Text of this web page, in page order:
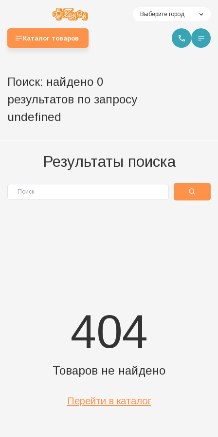
Выберите город
Каталог товаров
Поиск: найдено 0
результатов по запросу
undefined
Результаты поиска
404
Товаров не найдено
Перейти в каталог